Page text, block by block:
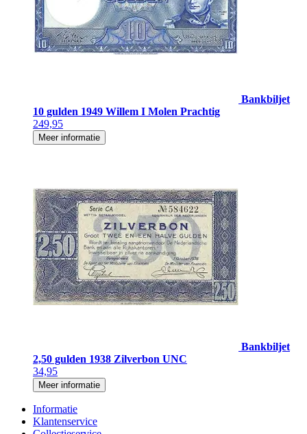
Bankbiljet
10 gulden 1949 Willem I Molen Prachtig
249,95
Meer informatie
Bankbiljet
2,50 gulden 1938 Zilverbon UNC
34,95
Meer informatie
Informatie
Klantenservice